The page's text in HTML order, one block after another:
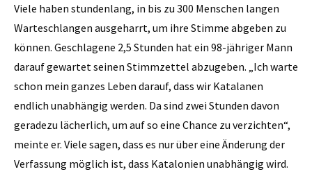
Viele haben stundenlang, in bis zu 300 Menschen langen
Warteschlangen ausgeharrt, um ihre Stimme abgeben zu
können. Geschlagene 2,5 Stunden hat ein 98-jähriger Mann
darauf gewartet seinen Stimmzettel abzugeben. „Ich warte
schon mein ganzes Leben darauf, dass wir Katalanen
endlich unabhängig werden. Da sind zwei Stunden davon
geradezu lächerlich, um auf so eine Chance zu verzichten“,
meinte er. Viele sagen, dass es nur über eine Änderung der
Verfassung möglich ist, dass Katalonien unabhängig wird.